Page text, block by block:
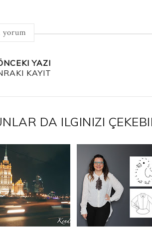
yorum
YAZI
KAYIT
DA ILGINIZI